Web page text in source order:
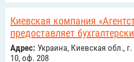
Киевская компания
предоставляет
Адрес: Украина, Киевская обл.,
10, оф. 208